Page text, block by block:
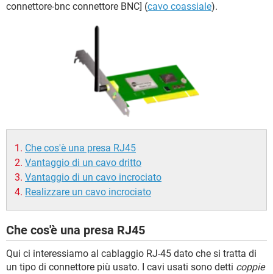
INSTAGRAM WHATSAPP
connettore-bnc connettore BNC] (cavo coassiale).
Che cos'è una presa RJ45
Vantaggio di un cavo dritto
Vantaggio di un cavo incrociato
Realizzare un cavo incrociato
Che cos'è una presa RJ45
Qui ci interessiamo al cablaggio RJ-45 dato che si tratta di
un tipo di connettore più usato. I cavi usati sono detti coppie